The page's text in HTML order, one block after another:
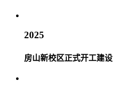
2025
房山新校区正式开工建设